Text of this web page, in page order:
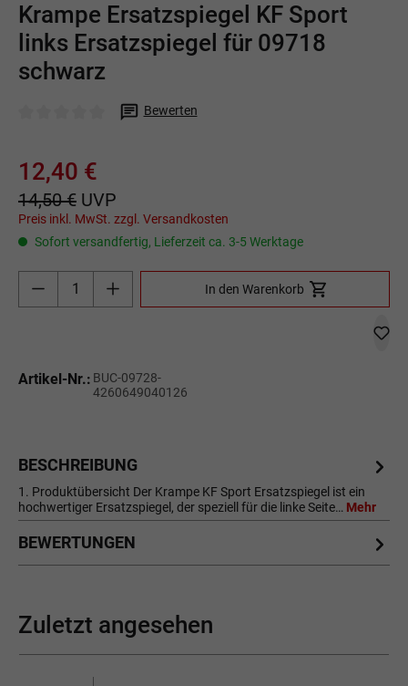
Krampe Ersatzspiegel KF Sport
links Ersatzspiegel für 09718
schwarz
Bewerten
12,40 €
14,50 € UVP
Preis inkl. MwSt. zzgl. Versandkosten
Sofort versandfertig, Lieferzeit ca. 3-5 Werktage
Produkt Anzahl: Gib den gewünschten Wert
In den Warenkorb
Artikel-Nr.: BUC-09728-
4260649040126
BESCHREIBUNG
1. Produktübersicht Der Krampe KF Sport Ersatzspiegel ist ein
hochwertiger Ersatzspiegel, der speziell für die linke Seite… Mehr
BEWERTUNGEN
Zuletzt angesehen